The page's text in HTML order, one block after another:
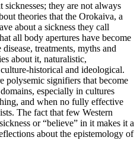
they are not always
theories that the Orokaiva, a
about a sickness they call
all body apertures have become
treatments, myths and
about it, naturalistic,
historical and ideological.
polysemic signifiers that become
especially in cultures
and when no fully effective
The fact that few Western
or “believe” in it makes it a
about the epistemology of